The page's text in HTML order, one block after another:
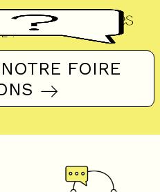
fréquentes
?
FOIRE